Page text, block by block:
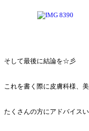
そして最後に結論を☆彡
これを書く際に皮膚科様、
たくさんの方にアドバイス